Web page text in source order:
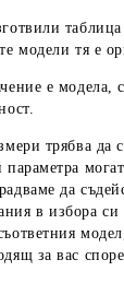
модели тя е
е модела,
трябва да
да
в избора
за вас